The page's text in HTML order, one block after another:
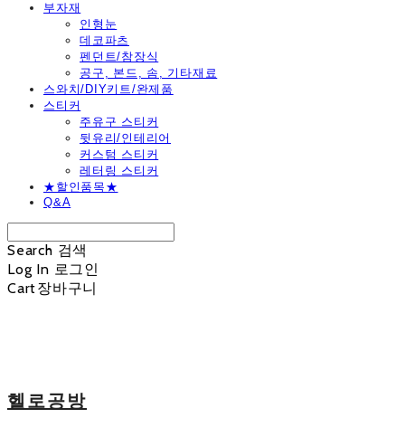
부자재
인형눈
데코파츠
펜던트/참장식
공구, 본드, 솜, 기타재료
스와치/DIY키트/완제품
스티커
주유구 스티커
뒷유리/인테리어
커스텀 스티커
레터링 스티커
★할인품목★
Q&A
Search 검색
Log In 로그인
Cart장바구니
헬로공방